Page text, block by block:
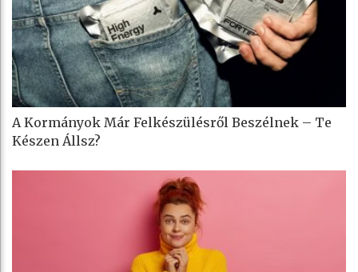
A Kormányok Már Felkészülésről Beszélnek – Te
Készen Állsz?